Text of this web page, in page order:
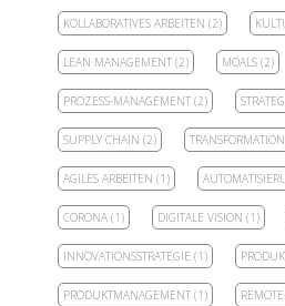
KOLLABORATIVES ARBEITEN(2)
LEAN MANAGEMENT(2) MOALS(2)
PROZESS-MANAGEMENT(2)
SUPPLY CHAIN(2)
AGILES ARBEITEN(1)
CORONA(1) DIGITALE VISION(1)
INNOVATIONSSTRATEGIE(1)
PRODUKTMANAGEMENT(1)